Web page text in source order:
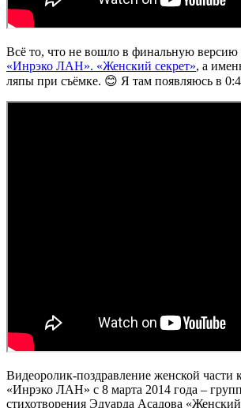
Всё то, что не вошло в финальную версию
«Инрэко ЛАН». «Женский секрет», а
ляпы при съёмке. 😊 Я там появляюсь в
Видеоролик-поздравление женской части
«Инрэко ЛАН» с 8 марта 2014 года –
стихотворения Эдуарда Асадова